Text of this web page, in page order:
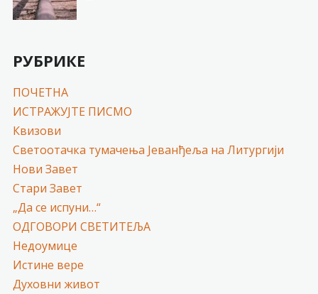
РУБРИКЕ
ПОЧЕТНА
ИСТРАЖУЈТЕ ПИСМО
Квизови
Светоотачка тумачења Јеванђеља на Литургији
Нови Завет
Стари Завет
„Да се испуни…“
ОДГОВОРИ СВЕТИТЕЉА
Недоумице
Истине вере
Духовни живот